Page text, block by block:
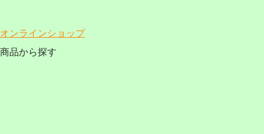
オンラインショップ
商品から探す